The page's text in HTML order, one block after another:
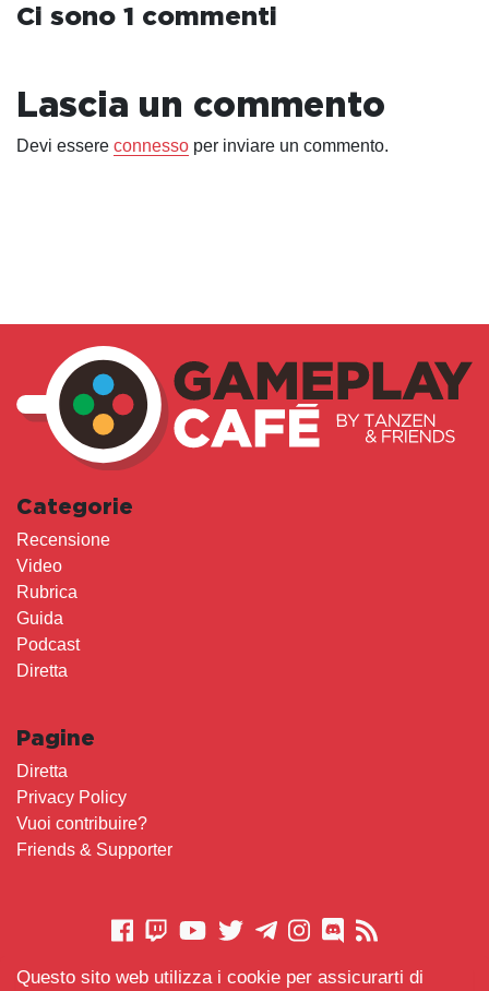
Questo sito web utilizza i cookie per assicurarti di
Ci sono 1 commenti
Lascia un commento
Devi essere connesso per inviare un commento.
Categorie
Recensione
Video
Rubrica
Guida
Podcast
Diretta
Pagine
Diretta
Privacy Policy
Vuoi contribuire?
Friends & Supporter